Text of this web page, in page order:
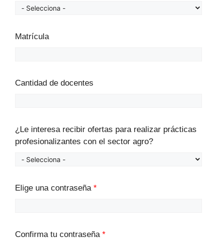
Matrícula
Cantidad de docentes
¿Le interesa recibir ofertas para realizar prácticas
profesionalizantes con el sector agro?
Elige una contraseña *
Confirma tu contraseña *